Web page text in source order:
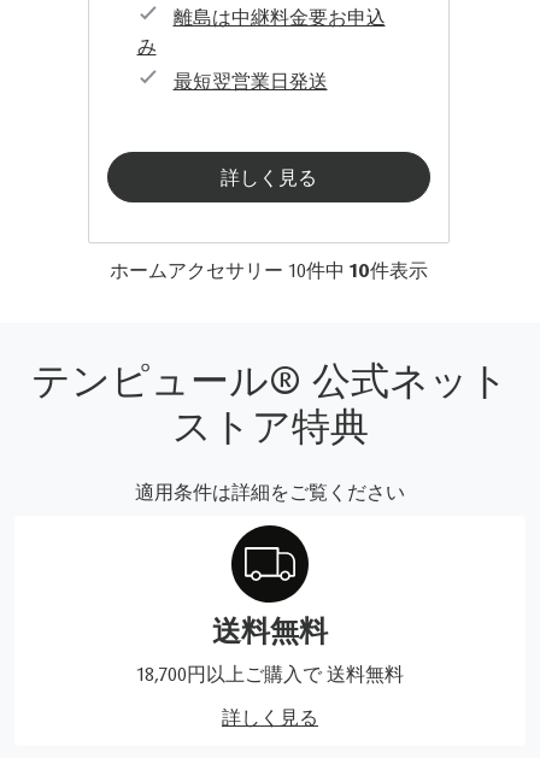
離島は中継料金要お申込
み
最短翌営業日発送
詳しく見る
ホームアクセサリー 10件中 10件表示
テンピュール® 公式ネット
ストア特典
適用条件は詳細をご覧ください
送料無料
18,700円以上ご購入で 送料無料
詳しく見る